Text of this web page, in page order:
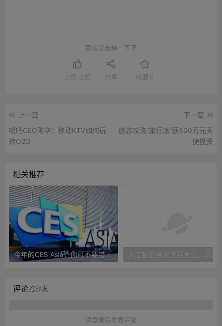
喜欢就支持一下吧
点赞 点赞 分享 收藏 0
上一篇
唱吧CEO陈华：移动KTV如何玩
转O2O
下一篇
旅游攻略“旅行派”获500万元天
使投资
相关推荐
今年的CES Asia，你可不要错过这些自动驾驶看点
评论抢沙发
请登录后发表评论